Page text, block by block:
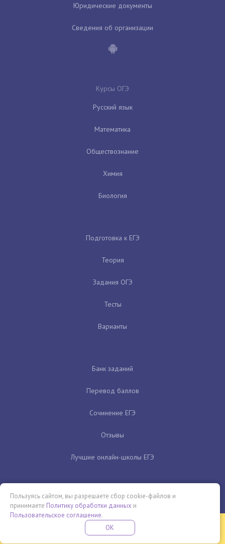
Юридические документы
Сведения об организации
Курсы ОГЭ
Русский язык
Математика
Обществознание
Химия
Биология
Подготовка к ЕГЭ
Теория
Задания ОГЭ
Тесты
Варианты
Банк заданий
Перевод баллов
Сочинение ЕГЭ
Отзывы
Лучшие онлайн-школы ЕГЭ
Бесплатная летняя школа
ПРОВЕДИ ЭТО ЛЕТО С ПОЛЬЗОЙ
Пользуясь сайтом, вы разрешаете сбор cookie-файлов и
принимаете Политику обработки данных и
Пользовательское соглашение.
OK